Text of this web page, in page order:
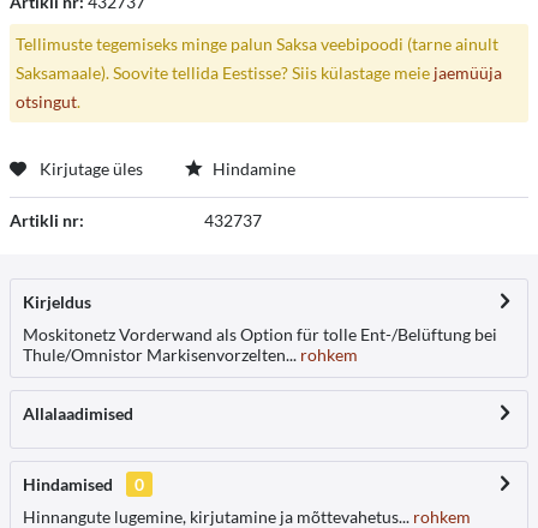
Tellimuste tegemiseks minge palun Saksa veebipoodi (tarne ainult
Saksamaale). Soovite tellida Eestisse? Siis külastage meie jaemüüja
otsingut.
Kirjutage üles Hindamine
Artikli nr: 432737
Kirjeldus
Moskitonetz Vorderwand als Option für tolle Ent-/Belüftung bei
Thule/Omnistor Markisenvorzelten... rohkem
Allalaadimised
Hindamised
0
Hinnangute lugemine, kirjutamine ja mõttevahetus... rohkem